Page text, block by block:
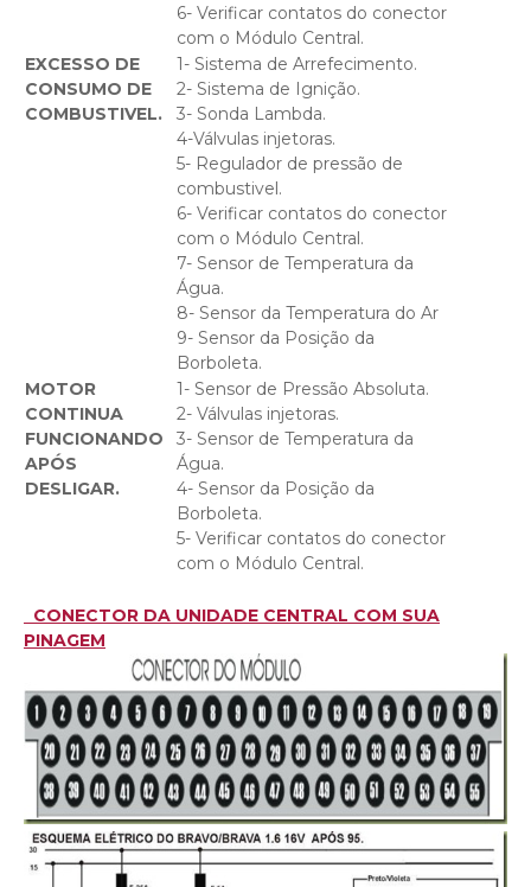
6- Verificar contatos do conector
com o Módulo Central.
EXCESSO DE
CONSUMO DE
COMBUSTIVEL.
1- Sistema de Arrefecimento.
2- Sistema de Ignição.
3- Sonda Lambda.
4-Válvulas injetoras.
5- Regulador de pressão de
combustivel.
6- Verificar contatos do conector
com o Módulo Central.
7- Sensor de Temperatura da
Água.
8- Sensor da Temperatura do Ar
9- Sensor da Posição da
Borboleta.
MOTOR
CONTINUA
FUNCIONANDO
APÓS
DESLIGAR.
1- Sensor de Pressão Absoluta.
2- Válvulas injetoras.
3- Sensor de Temperatura da
Água.
4- Sensor da Posição da
Borboleta.
5- Verificar contatos do conector
com o Módulo Central.
CONECTOR DA UNIDADE CENTRAL COM SUA
PINAGEM